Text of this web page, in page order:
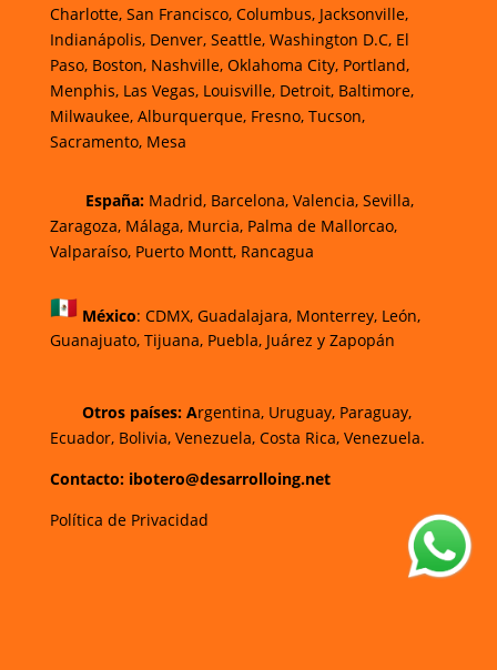
Charlotte, San Francisco, Columbus, Jacksonville,
Indianápolis, Denver, Seattle, Washington D.C, El
Paso, Boston, Nashville, Oklahoma City, Portland,
Menphis, Las Vegas, Louisville, Detroit, Baltimore,
Milwaukee, Alburquerque, Fresno, Tucson,
Sacramento, Mesa
España: Madrid, Barcelona, Valencia, Sevilla,
Zaragoza, Málaga, Murcia, Palma de Mallorcao,
Valparaíso, Puerto Montt, Rancagua
México: CDMX, Guadalajara, Monterrey, León,
Guanajuato, Tijuana, Puebla, Juárez y Zapopán
Otros países: Argentina, Uruguay, Paraguay,
Ecuador, Bolivia, Venezuela, Costa Rica, Venezuela.
Contacto: ibotero@desarrolloing.net
Política de Privacidad
w